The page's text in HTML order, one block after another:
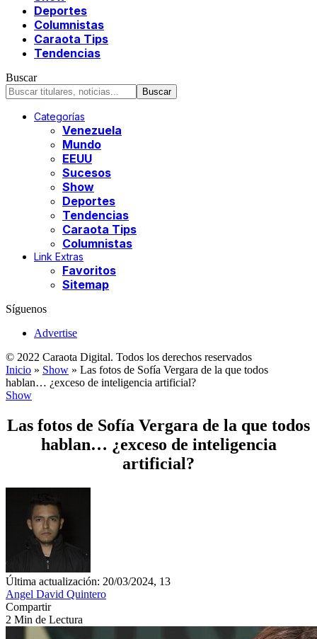
Deportes
Columnistas
Caraota Tips
Tendencias
Buscar
Categorías
Venezuela
Mundo
EEUU
Sucesos
Show
Deportes
Tendencias
Caraota Tips
Columnistas
Link Extras
Favoritos
Sitemap
Síguenos
Advertise
© 2022 Caraota Digital. Todos los derechos reservados
Inicio » Show » Las fotos de Sofía Vergara de la que todos
hablan… ¿exceso de inteligencia artificial?
Show
Las fotos de Sofía Vergara de la que todos
hablan… ¿exceso de inteligencia
artificial?
Última actualización: 20/03/2024, 13
Angel David Quintero
Compartir
2 Min de Lectura